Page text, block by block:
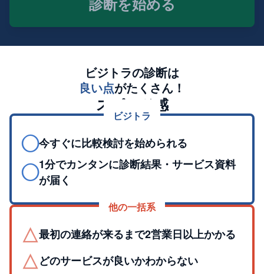
ビジトラの診断は
良い点がたくさん！
スピード感
ビジトラ
◯今すぐに比較検討を始められる
◯1分でカンタンに診断結果・サービス資料
が届く
他の一括系
△最初の連絡が来るまで2営業日以上かかる
△どのサービスが良いかわからない